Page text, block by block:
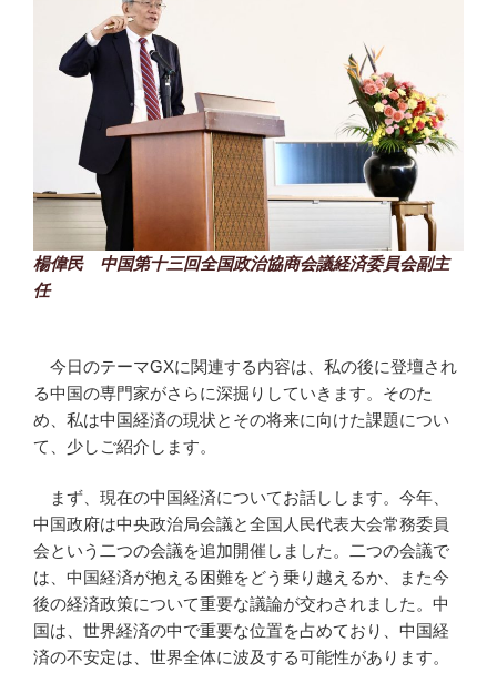
楊偉民 中国第十三回全国政治協商会議経済委員会副主
任
今日のテーマGXに関連する内容は、私の後に登壇され
る中国の専門家がさらに深掘りしていきます。そのた
め、私は中国経済の現状とその将来に向けた課題につい
て、少しご紹介します。
まず、現在の中国経済についてお話しします。今年、
中国政府は中央政治局会議と全国人民代表大会常務委員
会という二つの会議を追加開催しました。二つの会議で
は、中国経済が抱える困難をどう乗り越えるか、また今
後の経済政策について重要な議論が交わされました。中
国は、世界経済の中で重要な位置を占めており、中国経
済の不安定は、世界全体に波及する可能性があります。